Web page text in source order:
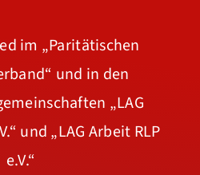
im „Paritätischen
und in den
„LAG
und „LAG Arbeit RLP
e.V.“